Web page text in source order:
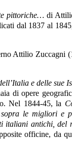
pittoriche… di
dal 1837 al
Attilio Zuccagni
e delle sue
di opere
Nel 1844-45, la
le migliori e
italiani antichi, del
officine, da